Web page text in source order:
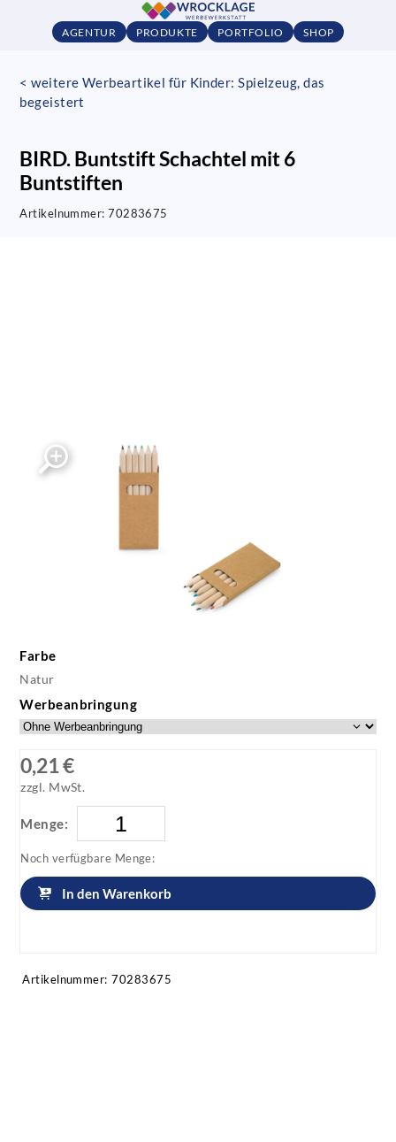
AGENTUR PRODUKTE PORTFOLIO SHOP
< weitere Werbeartikel für Kinder: Spielzeug, das
begeistert
BIRD. Buntstift Schachtel mit 6
Buntstiften
Artikelnummer:70283675
Farbe
Natur
Werbeanbringung
0,21 €
zzgl. MwSt.
Menge:
Noch verfügbare Menge:
In den Warenkorb
Artikelnummer: 70283675